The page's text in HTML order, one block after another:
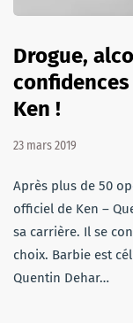
Drogue,
Ken !
23 mars 2019
Après plus de 50
officiel de Ken –
sa carrière. Il se
choix. Barbie est
Quentin Dehar…